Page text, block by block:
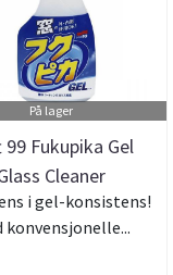
På lager
99 Fukupika Gel
Cleaner
i gel-konsistens!
konvensjonelle...